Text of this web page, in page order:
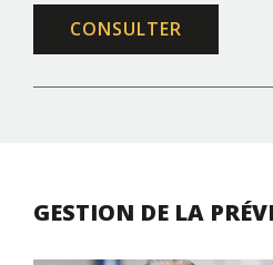
CONSULTER
GESTION DE LA